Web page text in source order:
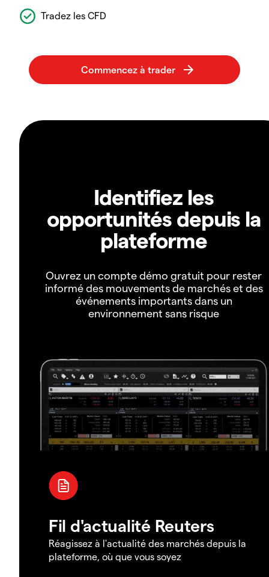
Tradez les CFD
Identifiez les
opportunités depuis la
plateforme
Ouvrez un compte démo gratuit pour rester
informé des mouvements de marchés et des
événements importants dans un
environnement sans risque
Fil d'actualité Reuters
Réagissez à l'actualité des marchés depuis la
plateforme, où que vous soyez